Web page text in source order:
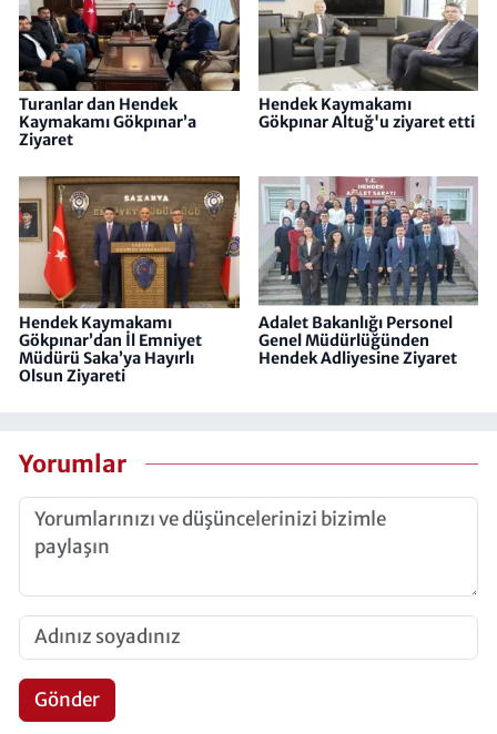
Turanlar dan Hendek
Kaymakamı Gökpınar’a
Ziyaret
Hendek Kaymakamı
Gökpınar Altuğ'u ziyaret etti
Hendek Kaymakamı
Gökpınar’dan İl Emniyet
Müdürü Saka’ya Hayırlı
Olsun Ziyareti
Adalet Bakanlığı Personel
Genel Müdürlüğünden
Hendek Adliyesine Ziyaret
Yorumlar
Gönder